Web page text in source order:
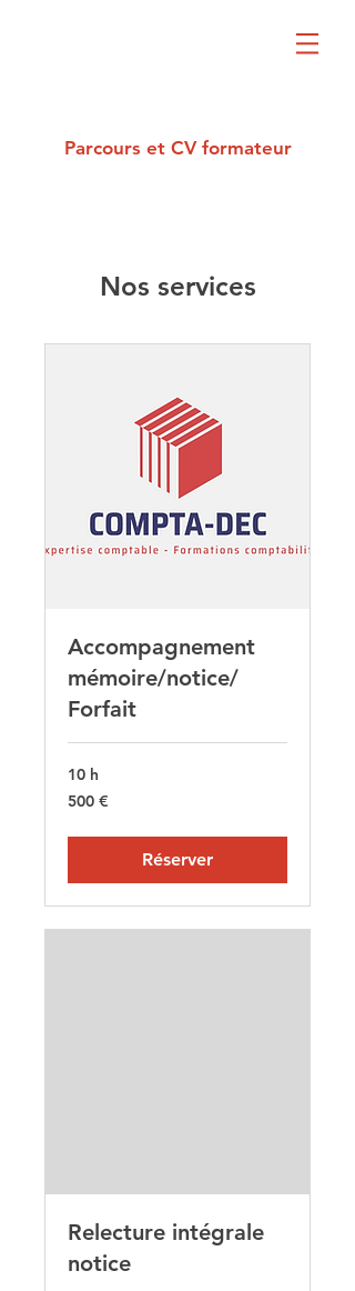
Parcours et CV formateur
Nos services
Accompagnement
mémoire/notice/
Forfait
10 h
500
euros
500 €
Réserver
Relecture intégrale
notice